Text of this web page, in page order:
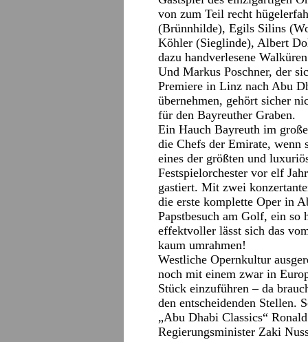
von zum Teil recht
(Brünnhilde), Egils Silins
Köhler (Sieglinde), Albert
dazu handverlesene
Und Markus Poschner, der
Premiere in Linz nach Abu
übernehmen, gehört sicher
für den Bayreuther Graben.
Ein Hauch Bayreuth im
die Chefs der Emirate, wenn
eines der größten und
Festspielorchester vor elf
gastiert. Mit zwei
die erste komplette Oper in
Papstbesuch am Golf, ein so
effektvoller lässt sich das
kaum umrahmen!
Westliche Opernkultur
noch mit einem zwar in
Stück einzuführen – da
den entscheidenden Stellen.
„Abu Dhabi Classics“
Regierungsminister Zaki